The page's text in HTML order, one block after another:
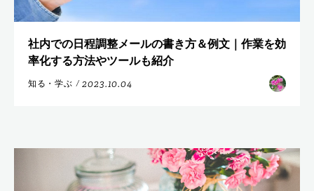
社内での日程調整メールの書き方＆例文｜作業を効
率化する方法やツールも紹介
知る・学ぶ / 2023.10.04